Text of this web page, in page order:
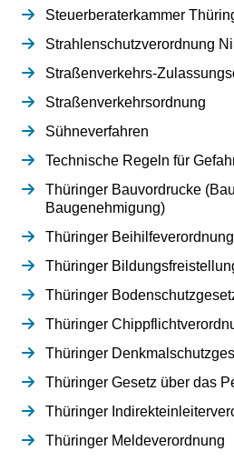
Steuerberaterkammer
Strahlenschutzverordnung
Straßenverkehrs-
Straßenverkehrsordnung
Sühneverfahren
Technische Regeln für
Thüringer Bauvordrucke
Baugenehmigung)
Thüringer Beihilfeverordnung
Thüringer
Thüringer
Thüringer
Thüringer
Thüringer Gesetz über das
Thüringer
Thüringer Meldeverordnung